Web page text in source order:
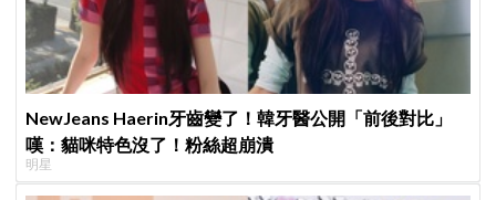
NewJeans Haerin牙齒變了！韓牙醫公開「前後對比」
嘆：貓咪特色沒了！粉絲超崩潰
明星